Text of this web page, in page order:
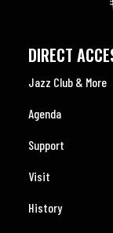
DIRECT
Jazz Club & More
Agenda
Support
Visit
History